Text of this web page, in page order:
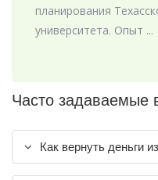
планирования
университета. Опыт ...
Часто задаваемые
Как вернуть деньги